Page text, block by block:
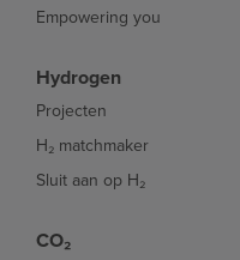
Empowering you
Hydrogen
Projecten
H₂ matchmaker
Sluit aan op H₂
CO₂